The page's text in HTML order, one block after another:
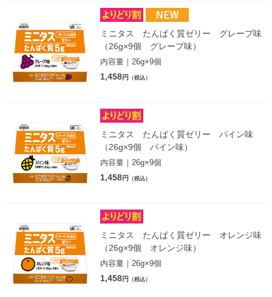
ミニタス たんぱく質ゼリー グレープ味
（26g×9個 グレープ味）
内容量｜26g×9個
1,458円 （税込）
ミニタス たんぱく質ゼリー パイン味
（26g×9個 パイン味）
内容量｜26g×9個
1,458円 （税込）
ミニタス たんぱく質ゼリー オレンジ味
（26g×9個 オレンジ味）
内容量｜26g×9個
1,458円 （税込）